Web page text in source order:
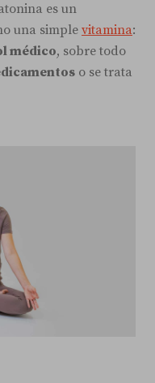
es un
una simple vitamina:
médico, sobre todo
o se trata